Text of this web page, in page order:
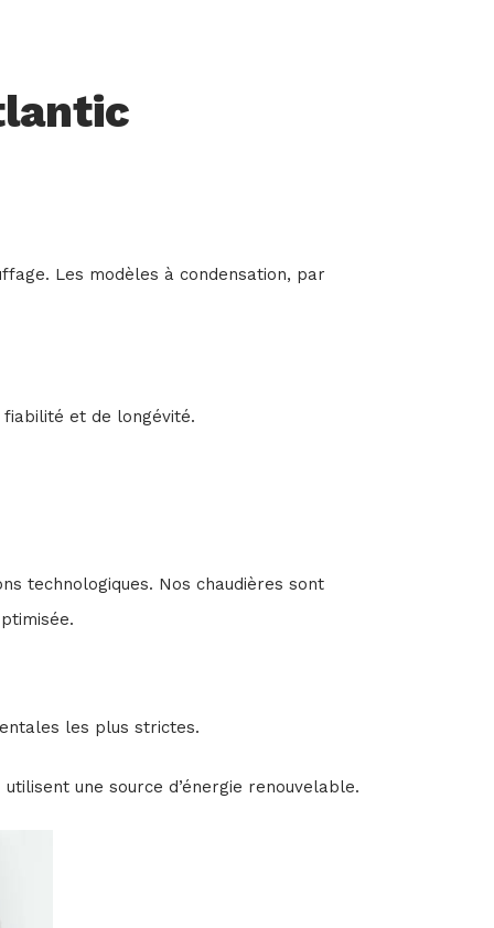
Les modèles à condensation, par
et de longévité.
technologiques. Nos chaudières sont
les plus strictes.
une source d’énergie renouvelable.